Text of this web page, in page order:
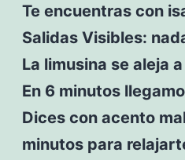
Te encuentras con
Salidas Visibles:
La limusina se aleja
En 6 minutos
Dices con acento
minutos para